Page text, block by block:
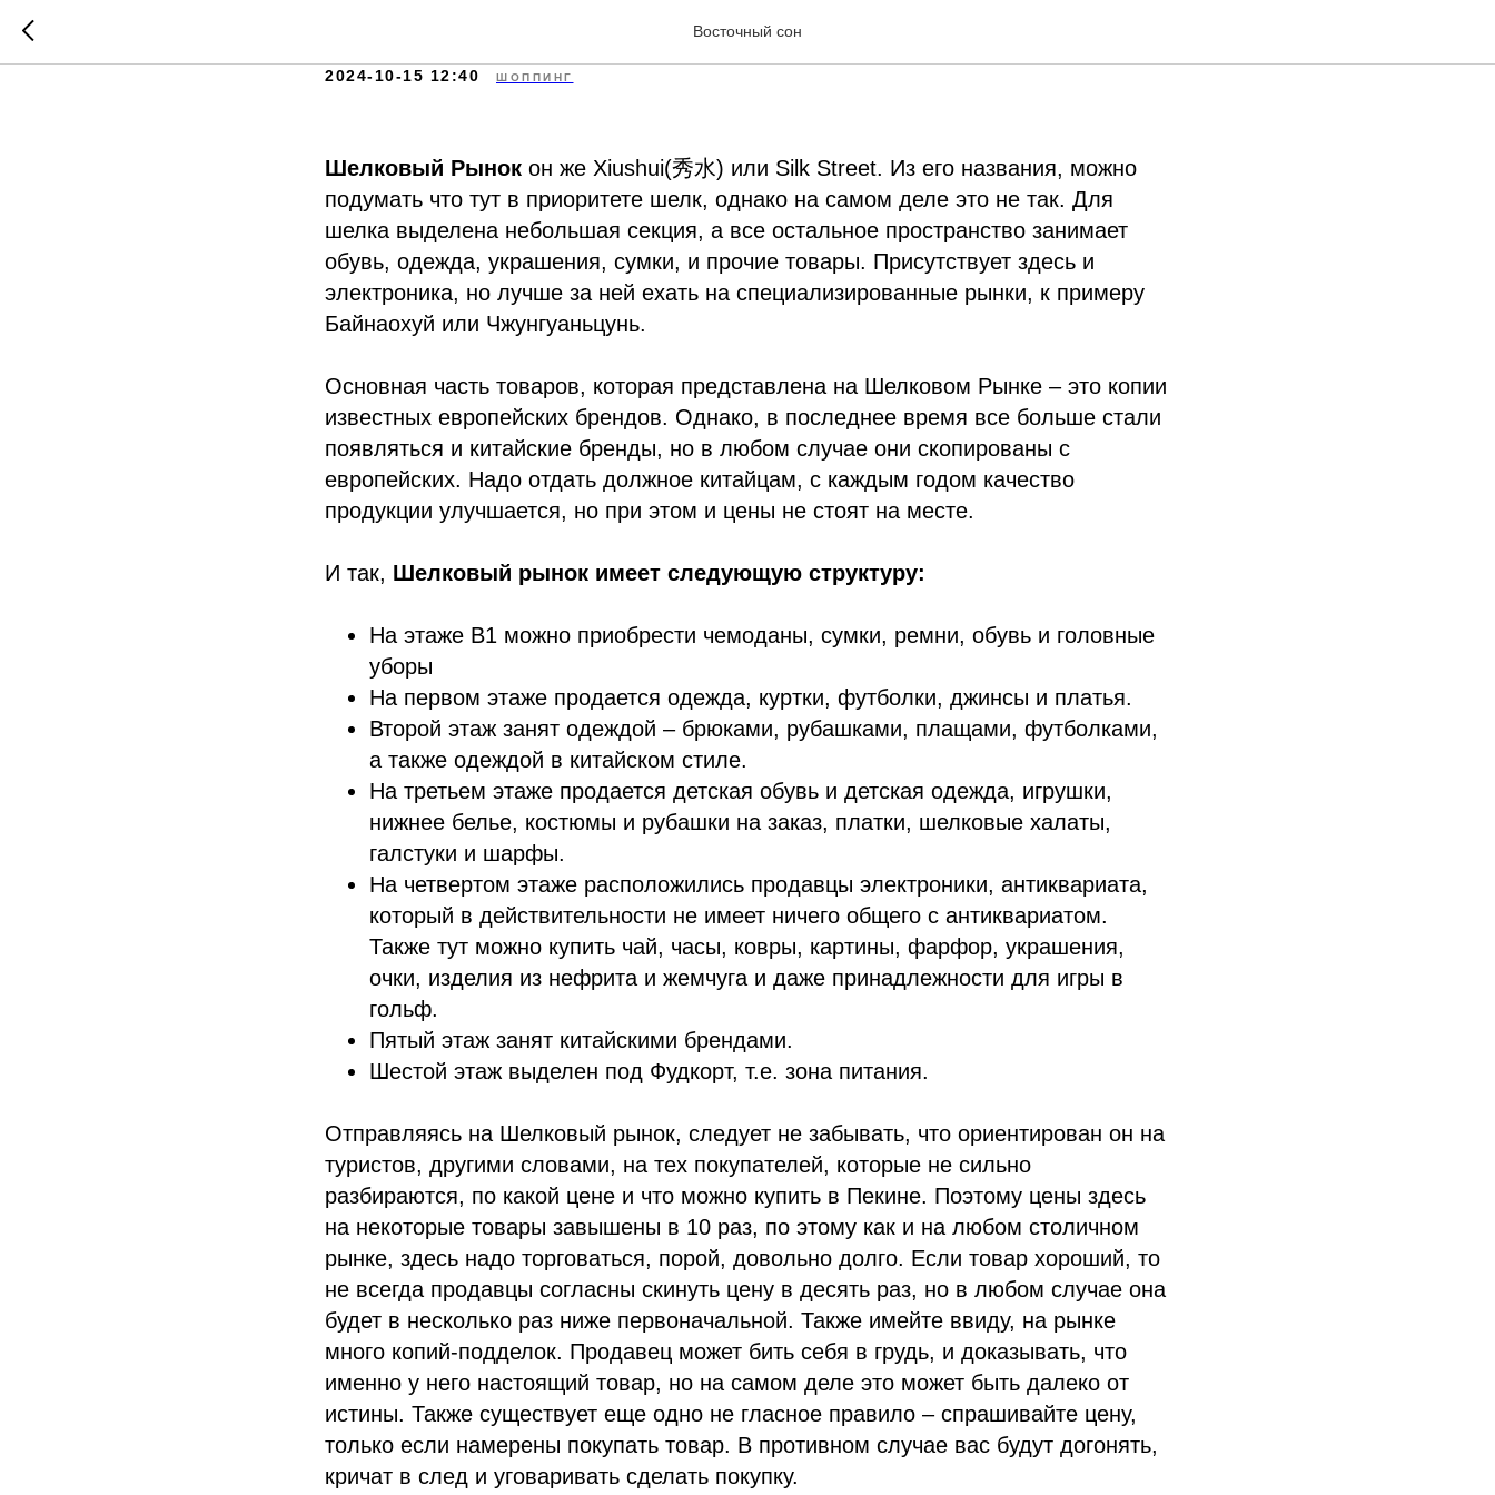
Восточный сон
2024-10-15 12:40 ШОППИНГ
Шелковый Рынок он же Xiushui(秀水) или Silk Street. Из его названия, можно
подумать что тут в приоритете шелк, однако на самом деле это не так. Для
шелка выделена небольшая секция, а все остальное пространство занимает
обувь, одежда, украшения, сумки, и прочие товары. Присутствует здесь и
электроника, но лучше за ней ехать на специализированные рынки, к примеру
Байнаохуй или Чжунгуаньцунь.
Основная часть товаров, которая представлена на Шелковом Рынке – это копии
известных европейских брендов. Однако, в последнее время все больше стали
появляться и китайские бренды, но в любом случае они скопированы с
европейских. Надо отдать должное китайцам, с каждым годом качество
продукции улучшается, но при этом и цены не стоят на месте.
И так, Шелковый рынок имеет следующую структуру:
На этаже B1 можно приобрести чемоданы, сумки, ремни, обувь и головные
уборы
На первом этаже продается одежда, куртки, футболки, джинсы и платья.
Второй этаж занят одеждой – брюками, рубашками, плащами, футболками,
а также одеждой в китайском стиле.
На третьем этаже продается детская обувь и детская одежда, игрушки,
нижнее белье, костюмы и рубашки на заказ, платки, шелковые халаты,
галстуки и шарфы.
На четвертом этаже расположились продавцы электроники, антиквариата,
который в действительности не имеет ничего общего с антиквариатом.
Также тут можно купить чай, часы, ковры, картины, фарфор, украшения,
очки, изделия из нефрита и жемчуга и даже принадлежности для игры в
гольф.
Пятый этаж занят китайскими брендами.
Шестой этаж выделен под Фудкорт, т.е. зона питания.
Отправляясь на Шелковый рынок, следует не забывать, что ориентирован он на
туристов, другими словами, на тех покупателей, которые не сильно
разбираются, по какой цене и что можно купить в Пекине. Поэтому цены здесь
на некоторые товары завышены в 10 раз, по этому как и на любом столичном
рынке, здесь надо торговаться, порой, довольно долго. Если товар хороший, то
не всегда продавцы согласны скинуть цену в десять раз, но в любом случае она
будет в несколько раз ниже первоначальной. Также имейте ввиду, на рынке
много копий-подделок. Продавец может бить себя в грудь, и доказывать, что
именно у него настоящий товар, но на самом деле это может быть далеко от
истины. Также существует еще одно не гласное правило – спрашивайте цену,
только если намерены покупать товар. В противном случае вас будут догонять,
кричат в след и уговаривать сделать покупку.